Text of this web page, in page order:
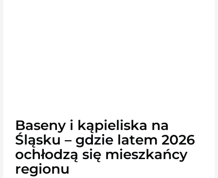
Baseny i kąpieliska na
Śląsku – gdzie latem 2026
ochłodzą się mieszkańcy
regionu